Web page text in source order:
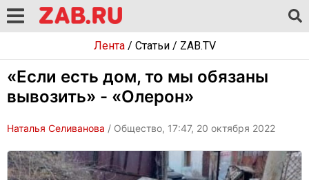
Лента/ Статьи/ ZAB.TV
«Если есть дом, то мы обязаны
вывозить» - «Олерон»
Наталья Селиванова / Общество, 17:47, 20 октября 2022